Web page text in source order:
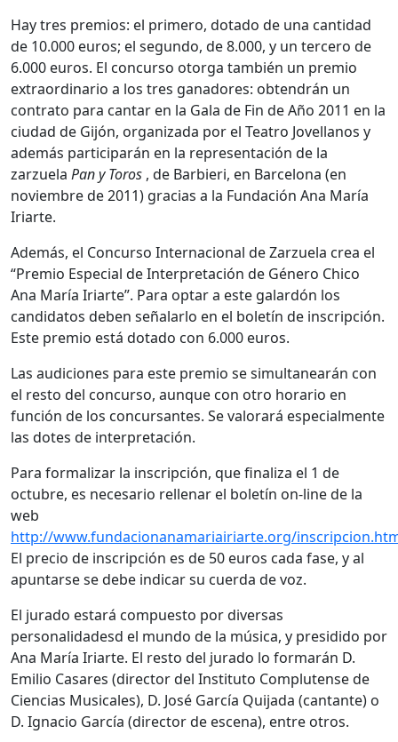
Hay tres premios: el primero, dotado de una cantidad
de 10.000 euros; el segundo, de 8.000, y un tercero de
6.000 euros. El concurso otorga también un premio
extraordinario a los tres ganadores: obtendrán un
contrato para cantar en la Gala de Fin de Año 2011 en la
ciudad de Gijón, organizada por el Teatro Jovellanos y
además participarán en la representación de la
zarzuela Pan y Toros , de Barbieri, en Barcelona (en
noviembre de 2011) gracias a la Fundación Ana María
Iriarte.
Además, el Concurso Internacional de Zarzuela crea el
“Premio Especial de Interpretación de Género Chico
Ana María Iriarte”. Para optar a este galardón los
candidatos deben señalarlo en el boletín de inscripción.
Este premio está dotado con 6.000 euros.
Las audiciones para este premio se simultanearán con
el resto del concurso, aunque con otro horario en
función de los concursantes. Se valorará especialmente
las dotes de interpretación.
Para formalizar la inscripción, que finaliza el 1 de
octubre, es necesario rellenar el boletín on-line de la
web
http://www.fundacionanamariairiarte.org/
El precio de inscripción es de 50 euros cada fase, y al
apuntarse se debe indicar su cuerda de voz.
El jurado estará compuesto por diversas
personalidadesd el mundo de la música, y presidido por
Ana María Iriarte. El resto del jurado lo formarán D.
Emilio Casares (director del Instituto Complutense de
Ciencias Musicales), D. José García Quijada (cantante) o
D. Ignacio García (director de escena), entre otros.